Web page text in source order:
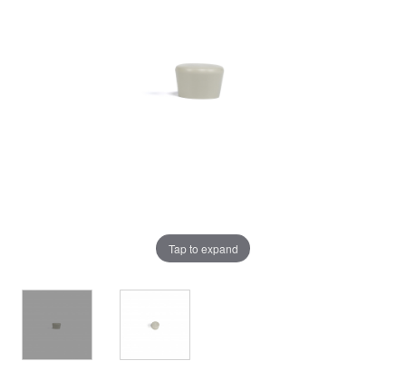
Tap to expand